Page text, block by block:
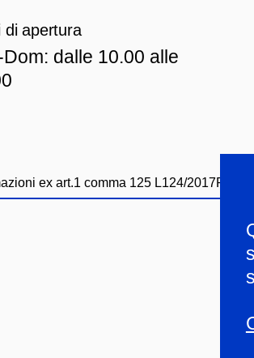
di apertura
Dom: dalle 10.00 alle
ex art.1 comma 125 L124/2017